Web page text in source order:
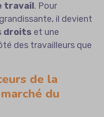
travail. Pour
il devient
droits et une
des travailleurs que
de la
du